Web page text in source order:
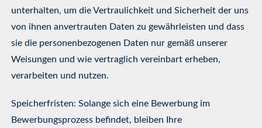
unterhalten, um die Vertraulichkeit und Sicherheit der uns
von ihnen anvertrauten Daten zu gewährleisten und dass
sie die personenbezogenen Daten nur gemäß unserer
Weisungen und wie vertraglich vereinbart erheben,
verarbeiten und nutzen.
Speicherfristen: Solange sich eine Bewerbung im
Bewerbungsprozess befindet, bleiben Ihre